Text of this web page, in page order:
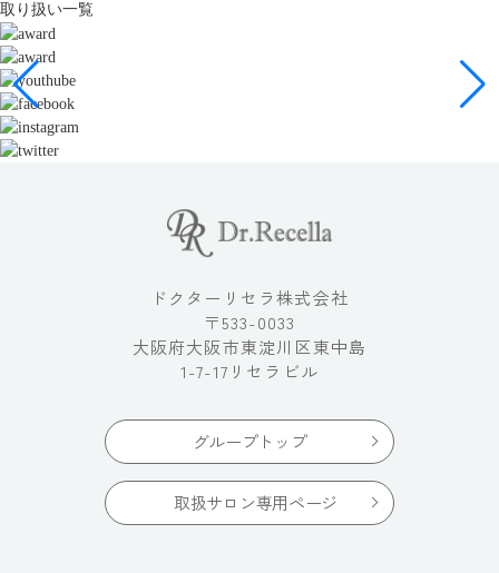
取り扱い一覧
ドクターリセラ株式会社
〒533-0033
大阪府大阪市東淀川区東中島
1-7-17リセラビル
グループトップ
取扱サロン専用ページ